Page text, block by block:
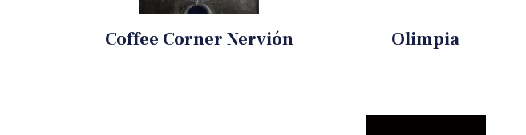
Coffee Corner Nervión Olimpia